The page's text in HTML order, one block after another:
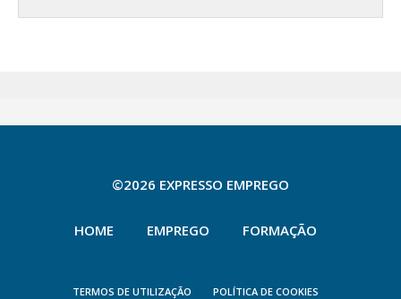
©2026 EXPRESSO EMPREGO
HOME EMPREGO FORMAÇÃO
TERMOS DE UTILIZAÇÃO POLÍTICA DE COOKIES